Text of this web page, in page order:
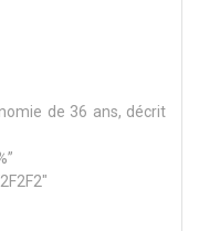
de 36 ans, décrit